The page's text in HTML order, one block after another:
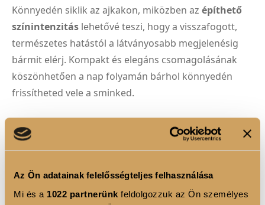
Az Ön adatainak felelősségteljes felhasználása
Mi és a 1022 partnerünk feldolgozzuk az Ön személyes
Könnyedén siklik az ajkakon, miközben az építhető
színintenzitás lehetővé teszi, hogy a visszafogott,
természetes hatástól a látványosabb megjelenésig
bármit elérj. Kompakt és elegáns csomagolásának
köszönhetően a nap folyamán bárhol könnyedén
frissítheted vele a sminked.
TERMÉK ELŐNYÖK
érzet nélkül.
Krémes, balzsamos textúra, amely azonnal